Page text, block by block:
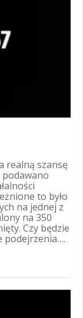
realną szansę
to było
na jednej z
na 350
Czy będzie
podejrzenia….